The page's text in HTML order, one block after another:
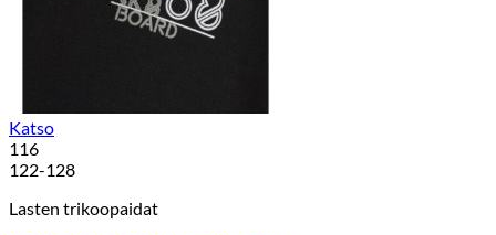
Katso
116
122-128
Lasten trikoopaidat